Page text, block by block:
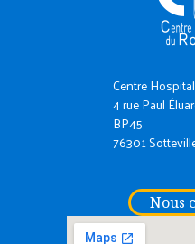
Centre
4 rue Paul
BP45
76301
Nous